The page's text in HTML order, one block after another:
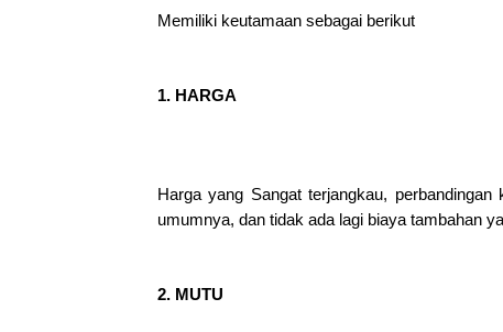
Memiliki keutamaan sebagai berikut
1. HARGA
Harga yang Sangat terjangkau,
umumnya, dan tidak ada lagi biaya tambahan
2. MUTU